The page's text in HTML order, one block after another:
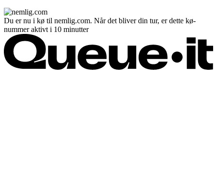
Du er nu i kø til nemlig.com. Når det bliver din tur, er dette kø-
nummer aktivt i 10 minutter